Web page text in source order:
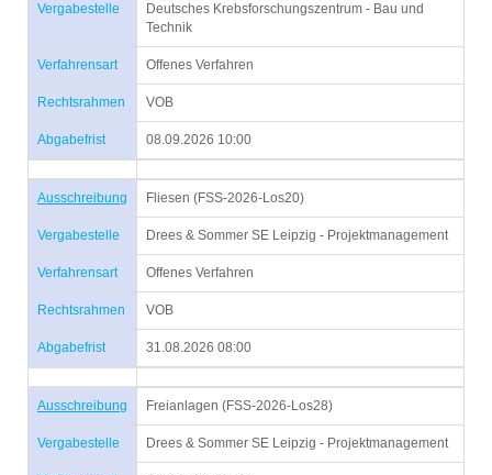
Vergabestelle
Deutsches Krebsforschungszentrum - Bau und
Technik
Verfahrensart Offenes Verfahren
Rechtsrahmen VOB
Abgabefrist 08.09.2026 10:00
Ausschreibung Fliesen (FSS-2026-Los20)
Vergabestelle Drees & Sommer SE Leipzig - Projektmanagement
Verfahrensart Offenes Verfahren
Rechtsrahmen VOB
Abgabefrist 31.08.2026 08:00
Ausschreibung Freianlagen (FSS-2026-Los28)
Vergabestelle Drees & Sommer SE Leipzig - Projektmanagement